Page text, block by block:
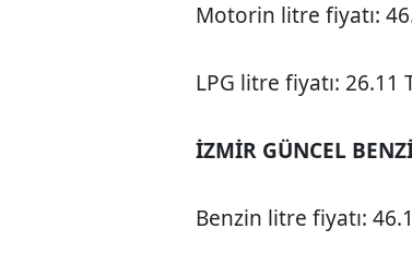
Motorin litre fiyatı:
LPG litre fiyatı: 26.11
İZMİR GÜNCEL
Benzin litre fiyatı: